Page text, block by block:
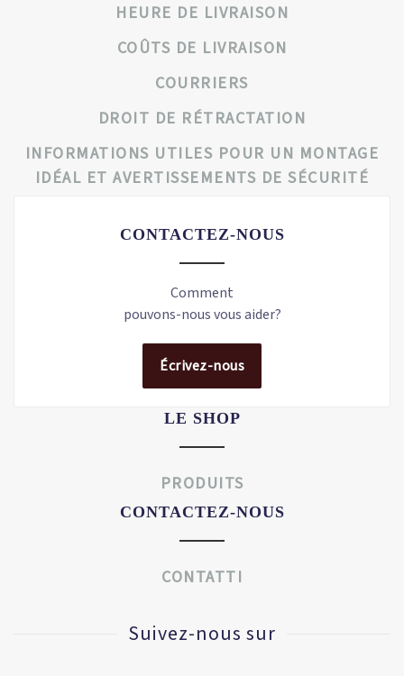
HEURE DE LIVRAISON
COÛTS DE LIVRAISON
COURRIERS
DROIT DE RÉTRACTATION
INFORMATIONS UTILES POUR UN MONTAGE
IDÉAL ET AVERTISSEMENTS DE SÉCURITÉ
CONTACTEZ-NOUS
Comment
pouvons-nous vous aider?
Écrivez-nous
LE SHOP
PRODUITS
CONTACTEZ-NOUS
CONTATTI
Suivez-nous sur